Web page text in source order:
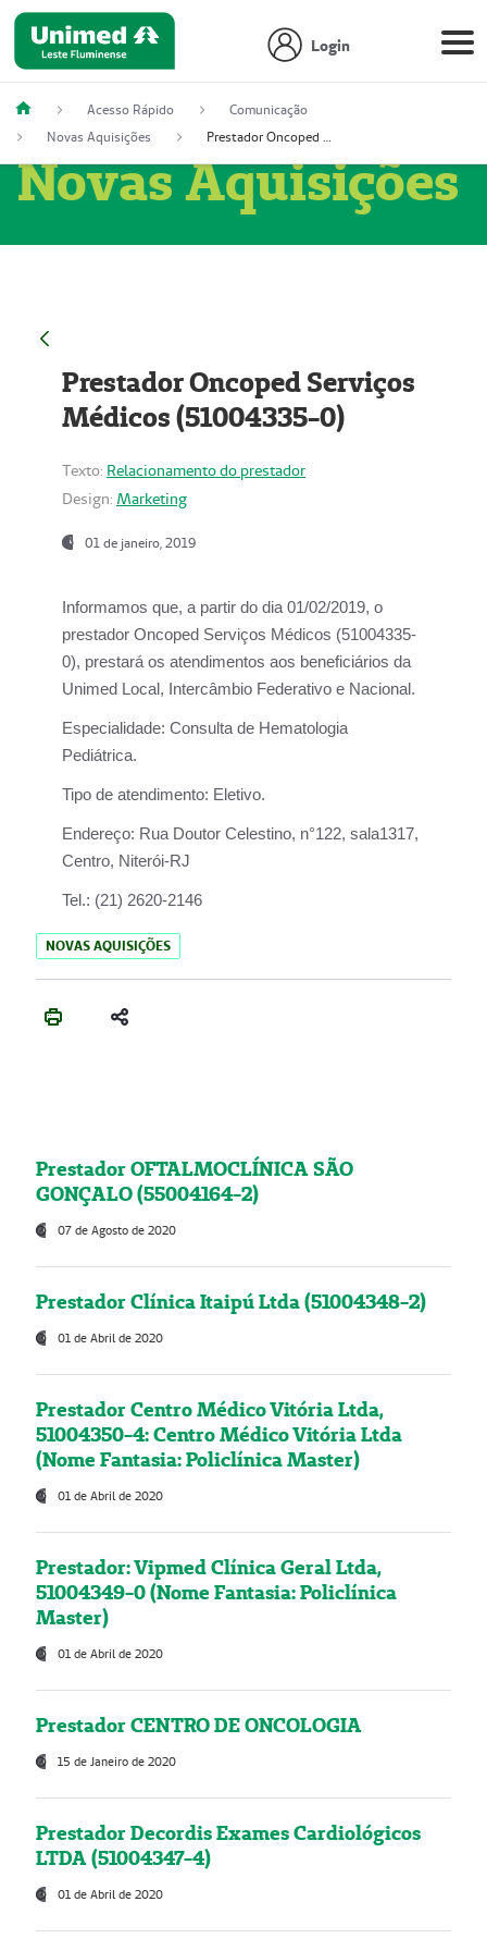
Login
Acesso Rápido
Comunicação
Novas Aquisições
Prestador Oncoped Serviços Médicos (51004335-0)
Novas Aquisições
Prestador Oncoped Serviços
Médicos (51004335-0)
Texto: Relacionamento do prestador
Design: Marketing
01 de janeiro, 2019
Informamos que, a partir do dia 01/02/2019, o
prestador Oncoped Serviços Médicos (51004335-
0), prestará os atendimentos aos beneficiários da
Unimed Local, Intercâmbio Federativo e Nacional.
Especialidade: Consulta de Hematologia
Pediátrica.
Tipo de atendimento: Eletivo.
Endereço: Rua Doutor Celestino, n°122, sala1317,
Centro, Niterói-RJ
Tel.: (21) 2620-2146
NOVAS AQUISIÇÕES
Prestador OFTALMOCLÍNICA SÃO
GONÇALO (55004164-2)
07 de Agosto de 2020
Prestador Clínica Itaipú Ltda (51004348-2)
01 de Abril de 2020
Prestador Centro Médico Vitória Ltda,
51004350-4: Centro Médico Vitória Ltda
(Nome Fantasia: Policlínica Master)
01 de Abril de 2020
Prestador: Vipmed Clínica Geral Ltda,
51004349-0 (Nome Fantasia: Policlínica
Master)
01 de Abril de 2020
Prestador CENTRO DE ONCOLOGIA
15 de Janeiro de 2020
Prestador Decordis Exames Cardiológicos
LTDA (51004347-4)
01 de Abril de 2020